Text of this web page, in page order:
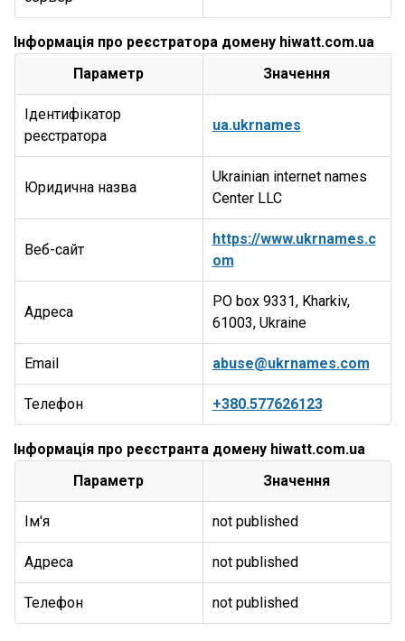
Інформація про реєстратора домену hiwatt.com.ua
Параметр
Значення
Ідентифікатор
реєстратора
ua.ukrnames
Юридична назва
Ukrainian internet names
Center LLC
Веб-сайт
https://www.ukrnames.c
om
Адреса
PO box 9331, Kharkiv,
61003, Ukraine
Email abuse@ukrnames.com
Телефон +380.577626123
Інформація про реєстранта домену hiwatt.com.ua
Параметр
Значення
Ім'я not published
Адреса not published
Телефон not published